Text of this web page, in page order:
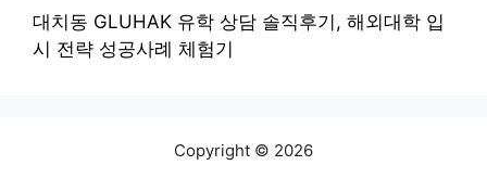
대치동 GLUHAK 유학 상담 솔직후기, 해외대학 입
시 전략 성공사례 체험기
Copyright © 2026